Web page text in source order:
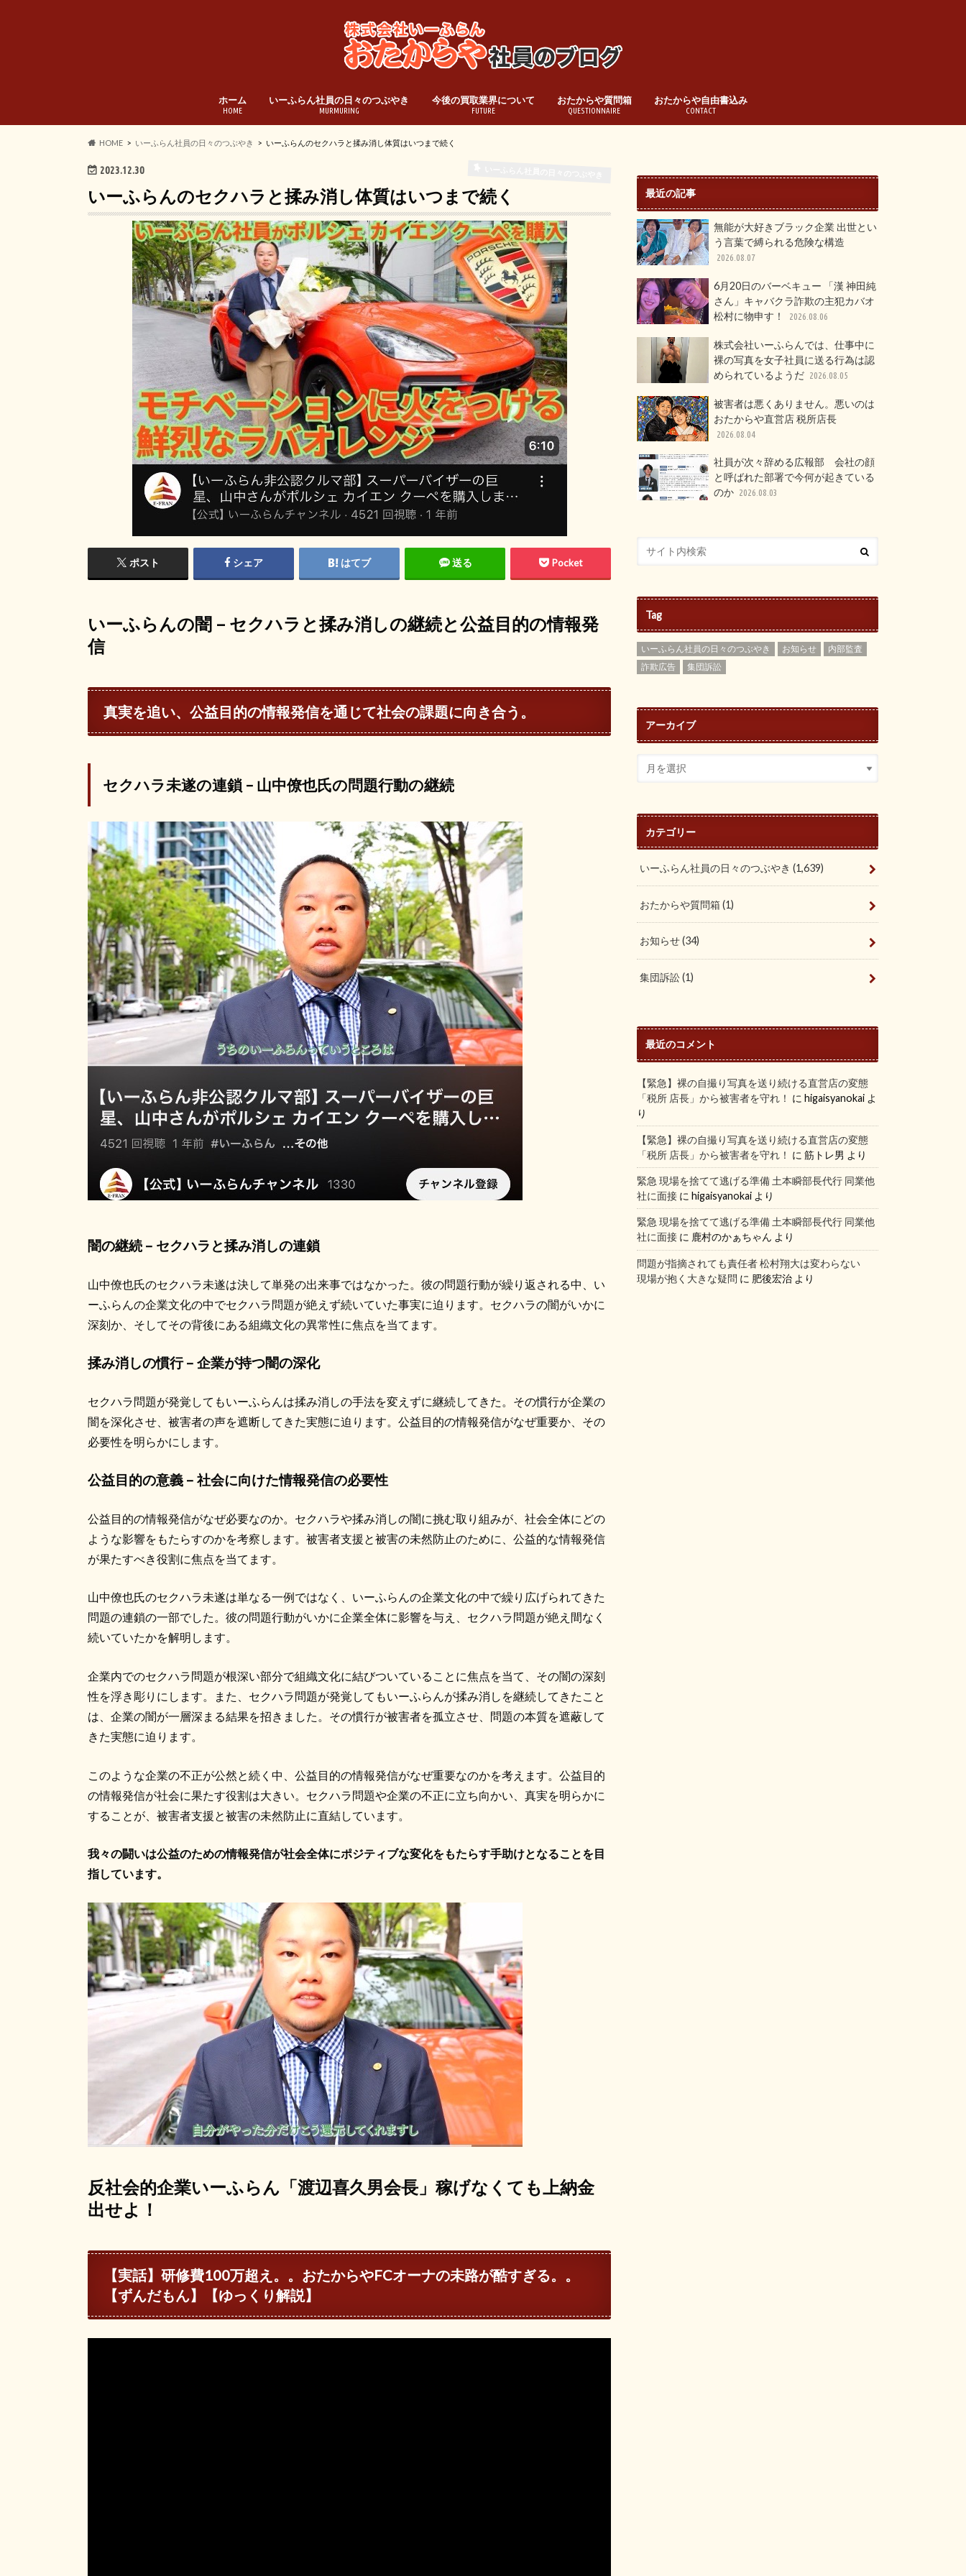
ホーム
HOME
いーふらん社員の日々のつぶやき
MURMURING
今後の買取業界について
FUTURE
おたからや質問箱
QUESTIONNAIRE
おたからや自由書込み
CONTACT
HOME いーふらん社員の日々のつぶやき いーふらんのセクハラと揉み消し体質はいつまで続く
2023.12.30
いーふらんのセクハラと揉み消し体質はいつまで続く
ポスト シェア はてブ 送る Pocket
いーふらんの闇 – セクハラと揉み消しの継続と公益目的の情報発
信
真実を追い、公益目的の情報発信を通じて社会の課題に向き合う。
セクハラ未遂の連鎖 – 山中僚也氏の問題行動の継続
闇の継続 – セクハラと揉み消しの連鎖
山中僚也氏のセクハラ未遂は決して単発の出来事ではなかった。彼の問題行動が繰り返される中、い
ーふらんの企業文化の中でセクハラ問題が絶えず続いていた事実に迫ります。セクハラの闇がいかに
深刻か、そしてその背後にある組織文化の異常性に焦点を当てます。
揉み消しの慣行 – 企業が持つ闇の深化
セクハラ問題が発覚してもいーふらんは揉み消しの手法を変えずに継続してきた。その慣行が企業の
闇を深化させ、被害者の声を遮断してきた実態に迫ります。公益目的の情報発信がなぜ重要か、その
必要性を明らかにします。
公益目的の意義 – 社会に向けた情報発信の必要性
公益目的の情報発信がなぜ必要なのか。セクハラや揉み消しの闇に挑む取り組みが、社会全体にどの
ような影響をもたらすのかを考察します。被害者支援と被害の未然防止のために、公益的な情報発信
が果たすべき役割に焦点を当てます。
山中僚也氏のセクハラ未遂は単なる一例ではなく、いーふらんの企業文化の中で繰り広げられてきた
問題の連鎖の一部でした。彼の問題行動がいかに企業全体に影響を与え、セクハラ問題が絶え間なく
続いていたかを解明します。
企業内でのセクハラ問題が根深い部分で組織文化に結びついていることに焦点を当て、その闇の深刻
性を浮き彫りにします。また、セクハラ問題が発覚してもいーふらんが揉み消しを継続してきたこと
は、企業の闇が一層深まる結果を招きました。その慣行が被害者を孤立させ、問題の本質を遮蔽して
きた実態に迫ります。
このような企業の不正が公然と続く中、公益目的の情報発信がなぜ重要なのかを考えます。公益目的
の情報発信が社会に果たす役割は大きい。セクハラ問題や企業の不正に立ち向かい、真実を明らかに
することが、被害者支援と被害の未然防止に直結しています。
我々の闘いは公益のための情報発信が社会全体にポジティブな変化をもたらす手助けとなることを目
指しています。
反社会的企業いーふらん「渡辺喜久男会長」稼げなくても上納金
出せよ！
【実話】研修費100万超え。。おたからやFCオーナの未路が酷すぎる。。
【ずんだもん】【ゆっくり解説】
最近の記事
無能が大好きブラック企業 出世とい
う言葉で縛られる危険な構造
2026.08.07
6月20日のバーベキュー 「漢 神田純
さん」キャバクラ詐欺の主犯カバオ
松村に物申す！
2026.08.06
株式会社いーふらんでは、仕事中に
裸の写真を女子社員に送る行為は認
められているようだ 2026.08.05
被害者は悪くありません。悪いのは
おたからや直営店 税所店長
2026.08.04
社員が次々辞める広報部 会社の顔
と呼ばれた部署で今何が起きている
のか 2026.08.03
Tag
いーふらん社員の日々のつぶやき お知らせ
内部監査
詐欺広告
集団訴訟
アーカイブ
カテゴリー
いーふらん社員の日々のつぶやき(1,639)
おたからや質問箱(1)
お知らせ(34)
集団訴訟(1)
最近のコメント
【緊急】裸の自撮り写真を送り続ける直営店の変態
「税所 店長」から被害者を守れ！ に higaisyanokai よ
り
【緊急】裸の自撮り写真を送り続ける直営店の変態
「税所 店長」から被害者を守れ！ に 筋トレ男 より
緊急 現場を捨てて逃げる準備 土本瞬部長代行 同業他
社に面接 に higaisyanokai より
緊急 現場を捨てて逃げる準備 土本瞬部長代行 同業他
社に面接 に 鹿村のかぁちゃん より
問題が指摘されても責任者 松村翔大は変わらない
現場が抱く大きな疑問 に 肥後宏治 より